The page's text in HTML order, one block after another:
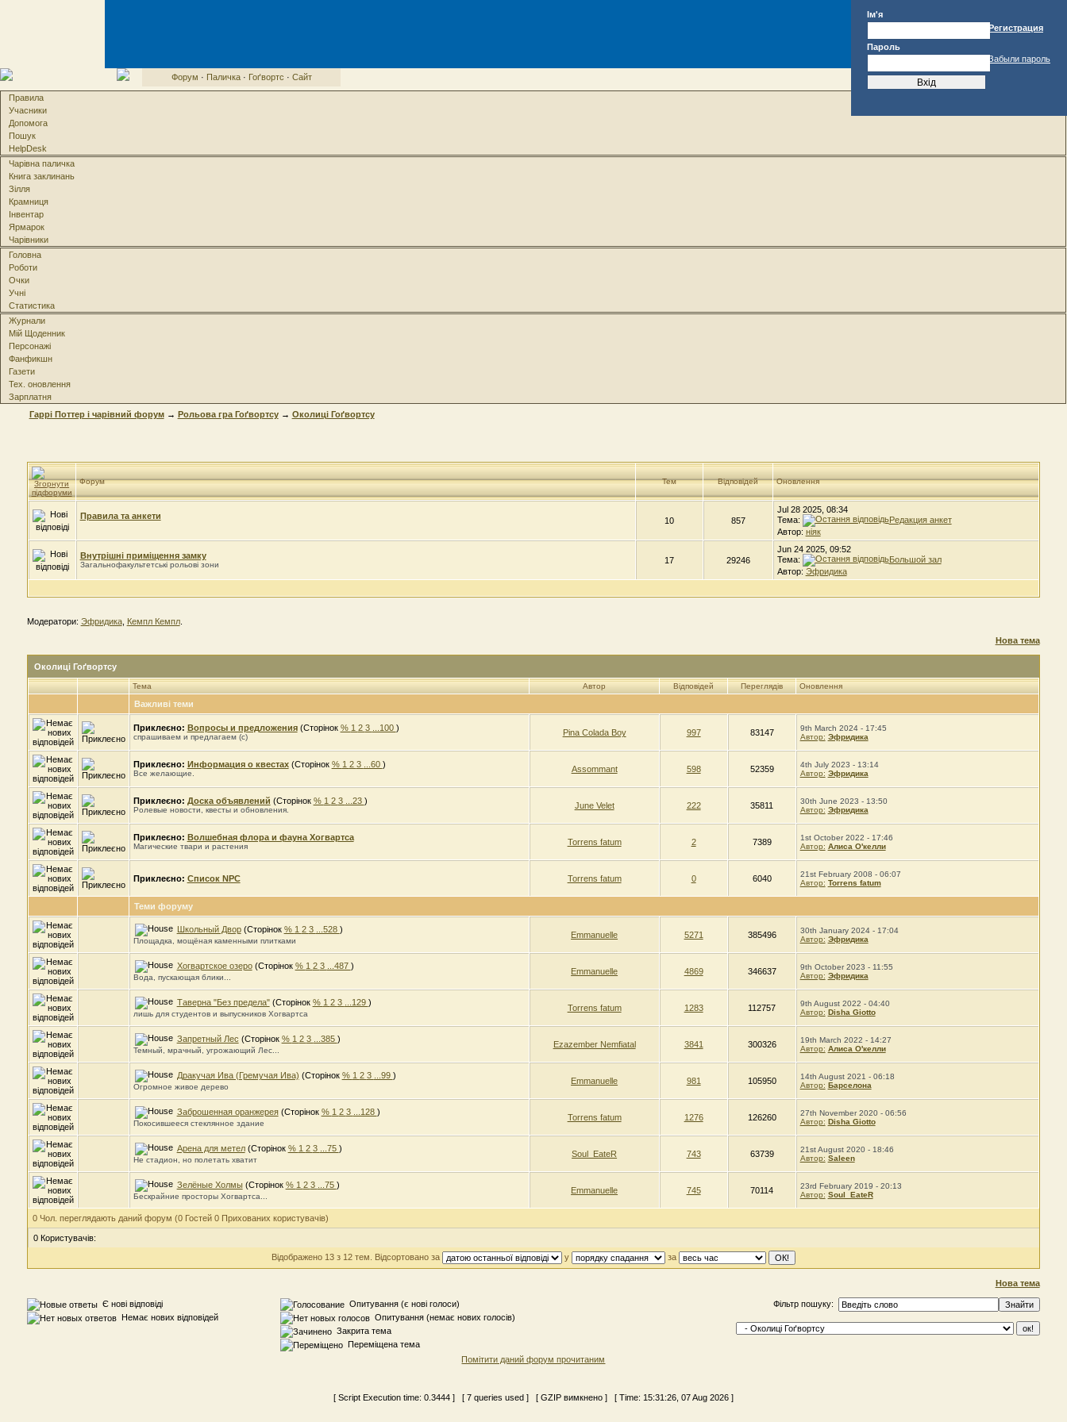
Ім'я
Пароль
Регистрация
Забыли пароль
Форум · Паличка· Гоґвортс · Сайт
Правила
Учасники
Допомога
Пошук
HelpDesk
Чарівна паличка
Книга заклинань
Зілля
Крамниця
Інвентар
Ярмарок
Чарівники
Головна
Роботи
Очки
Учні
Статистика
Журнали
Мій Щоденник
Персонажі
Фанфикшн
Газети
Тех. оновлення
Зарплатня
Гаррі Поттер і чарівний форум→ Рольова гра Гоґвортсу→ Околиці Гоґвортсу
Форум Тем Відповідей Оновлення
Правила та анкети 10 857
Jul 28 2025, 08:34
Тема:
Редакция анкет
Автор: ніяк
Внутрішні приміщення замку
Загальнофакультетські рольові зони 17 29246
Jun 24 2025, 09:52
Тема:
Большой зал
Автор: Эфридика
Модератори: Эфридика, Кемпл Кемпл.
Нова тема
Околиці Гоґвортсу
Тема Автор Відповідей Переглядів Оновлення
Важливі теми
Приклеєно: Вопросы и предложения (Сторінок % 1 2 3 ...100 )
спрашиваем и предлагаем (c) Pina Colada Boy 997 83147
9th March 2024 - 17:45
Автор: Эфридика
Приклеєно: Информация o квестах (Сторінок % 1 2 3 ...60 )
Все желающие. Assommant 598 52359
4th July 2023 - 13:14
Автор: Эфридика
Приклеєно: Доска объявлений (Сторінок % 1 2 3 ...23 )
Ролевые новости, квесты и обновления. June Velet 222 35811
30th June 2023 - 13:50
Автор: Эфридика
Приклеєно: Волшебная флора и фауна Хогвартса
Магические твари и растения Torrens fatum 2 7389
1st October 2022 - 17:46
Автор: Алиса О'келли
Приклеєно: Список NPC Torrens fatum 0 6040
21st February 2008 - 06:07
Автор: Torrens fatum
Теми форуму
Школьный Двор (Сторінок % 1 2 3 ...528 )
Площадка, мощёная каменными плитками
Emmanuelle 5271 385496
30th January 2024 - 17:04
Автор: Эфридика
Хогвартское озеро (Сторінок % 1 2 3 ...487 )
Вода, пускающая блики...
Emmanuelle 4869 346637
9th October 2023 - 11:55
Автор: Эфридика
Таверна "Без предела" (Сторінок % 1 2 3 ...129 )
лишь для студентов и выпускников Хогвартса
Torrens fatum 1283 112757
9th August 2022 - 04:40
Автор: Disha Giotto
Запретный Лес (Сторінок % 1 2 3 ...385 )
Темный, мрачный, угрожающий Лес...
Ezazember Nemfiatal 3841 300326
19th March 2022 - 14:27
Автор: Алиса О'келли
Дракучая Ива (Гремучая Ива) (Сторінок % 1 2 3 ...99 )
Огромное живое дерево
Emmanuelle 981 105950
14th August 2021 - 06:18
Автор: Барселона
Заброшенная оранжерея (Сторінок % 1 2 3 ...128 )
Покосившееся стеклянное здание
Torrens fatum 1276 126260
27th November 2020 - 06:56
Автор: Disha Giotto
Арена для метел (Сторінок % 1 2 3 ...75 )
Не стадион, но полетать хватит
Soul_EateR 743 63739
21st August 2020 - 18:46
Автор: Saleen
Зелёные Холмы (Сторінок % 1 2 3 ...75 )
Бескрайние просторы Хогвартса...
Emmanuelle 745 70114
23rd February 2019 - 20:13
Автор: Soul_EateR
0 Чол. переглядають даний форум (0 Гостей 0 Прихованих користувачів)
0 Користувачів:
Відображено 13 з 12 тем. Відсортовано за
у за
Нова тема
Є нові відповіді
Немає нових відповідей
Опитування (є нові голоси)
Опитування (немає нових голосів)
Закрита тема
Переміщена тема
Фільтр пошуку:
Помітити даний форум прочитаним
[ Script Execution time: 0.3444] [ 7 queries used ] [ GZIP вимкнено ] [ Time: 15:31:26, 07 Aug 2026 ]